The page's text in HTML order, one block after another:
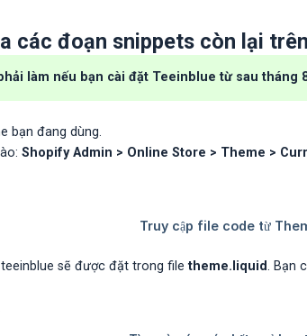
các đoạn snippets còn lại
làm nếu bạn cài đặt Teeinblue từ sau tháng
bạn đang dùng.
Shopify Admin > Online Store > Theme >
sẽ được đặt trong filetheme.liquid. Bạn